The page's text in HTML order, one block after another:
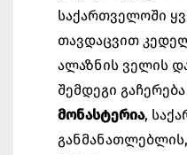
საქართველოში
თავდაცვით
ალაზნის ველის
შემდეგი გაჩერება
მონასტერია,
განმანათლებლის,